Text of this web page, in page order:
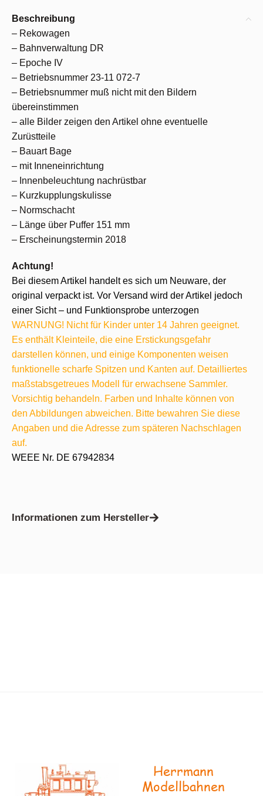
Beschreibung
– Rekowagen
– Bahnverwaltung DR
– Epoche IV
– Betriebsnummer 23-11 072-7
– Betriebsnummer muß nicht mit den Bildern
übereinstimmen
– alle Bilder zeigen den Artikel ohne eventuelle
Zurüstteile
– Bauart Bage
– mit Inneneinrichtung
– Innenbeleuchtung nachrüstbar
– Kurzkupplungskulisse
– Normschacht
– Länge über Puffer 151 mm
– Erscheinungstermin 2018
Achtung!
Bei diesem Artikel handelt es sich um Neuware, der
original verpackt ist. Vor Versand wird der Artikel jedoch
einer Sicht – und Funktionsprobe unterzogen
WARNUNG! Nicht für Kinder unter 14 Jahren geeignet.
Es enthält Kleinteile, die eine Erstickungsgefahr
darstellen können, und einige Komponenten weisen
funktionelle scharfe Spitzen und Kanten auf. Detailliertes
maßstabsgetreues Modell für erwachsene Sammler.
Vorsichtig behandeln. Farben und Inhalte können von
den Abbildungen abweichen. Bitte bewahren Sie diese
Angaben und die Adresse zum späteren Nachschlagen
auf.
WEEE Nr. DE 67942834
Informationen zum Hersteller
Herrmann
Modellbahnen